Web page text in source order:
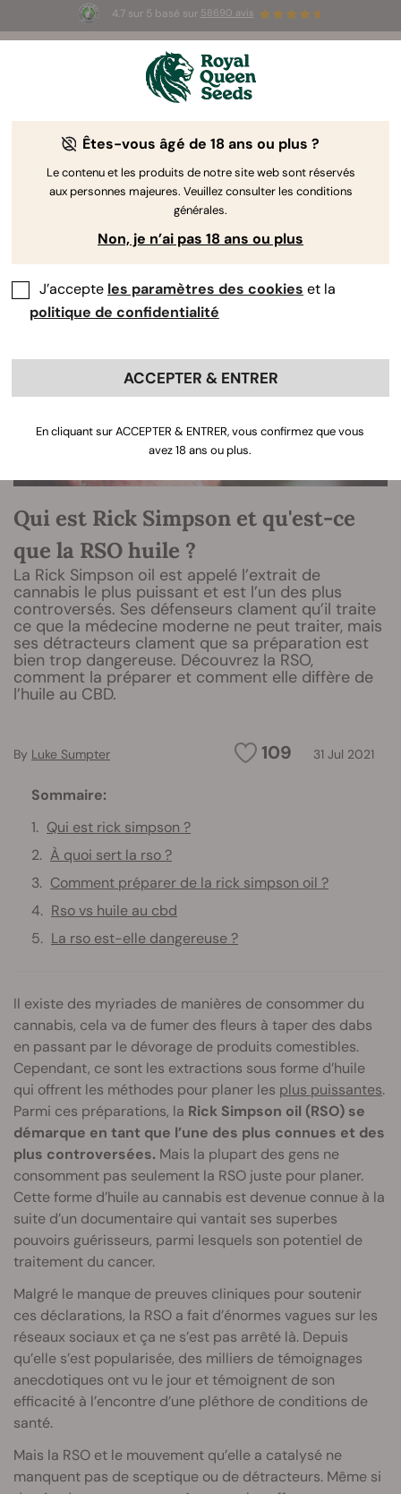
4.7 sur 5 basé sur 58690 avis
☀️ Summer Sales : jusqu'à -50 % sur
certains produits ! ⏤
The RQS Blog
Articles Cannabis Lifestyle
Qui est Rick Simpson et qu'est-ce
que la RSO huile ?
La Rick Simpson oil est appelé l’extrait de
cannabis le plus puissant et est l’un des plus
controversés. Ses défenseurs clament qu’il traite
ce que la médecine moderne ne peut traiter, mais
ses détracteurs clament que sa préparation est
bien trop dangereuse. Découvrez la RSO,
comment la préparer et comment elle diffère de
l’huile au CBD.
109 31 Jul 2021
By Luke Sumpter
Sommaire:
Qui est rick simpson ?
À quoi sert la rso ?
Comment préparer de la rick simpson oil ?
Rso vs huile au cbd
La rso est-elle dangereuse ?
Il existe des myriades de manières de consommer du
cannabis, cela va de fumer des fleurs à taper des dabs
en passant par le dévorage de produits comestibles.
Cependant, ce sont les extractions sous forme d’huile
qui offrent les méthodes pour planer les plus puissantes.
Parmi ces préparations, la Rick Simpson oil (RSO) se
démarque en tant que l’une des plus connues et des
plus controversées. Mais la plupart des gens ne
consomment pas seulement la RSO juste pour planer.
Cette forme d’huile au cannabis est devenue connue à la
suite d’un documentaire qui vantait ses superbes
pouvoirs guérisseurs, parmi lesquels son potentiel de
traitement du cancer.
Malgré le manque de preuves cliniques pour soutenir
ces déclarations, la RSO a fait d’énormes vagues sur les
réseaux sociaux et ça ne s’est pas arrêté là. Depuis
qu’elle s’est popularisée, des milliers de témoignages
anecdotiques ont vu le jour et témoignent de son
efficacité à l’encontre d’une pléthore de conditions de
santé.
Mais la RSO et le mouvement qu’elle a catalysé ne
manquent pas de sceptique ou de détracteurs. Même si
Êtes-vous âgé de 18 ans ou plus ?
Le contenu et les produits de notre site web sont réservés
aux personnes majeures. Veuillez consulter les conditions
générales.
Non, je n’ai pas 18 ans ou plus
J’accepte les paramètres des cookies et la
politique de confidentialité
ACCEPTER & ENTRER
En cliquant sur ACCEPTER & ENTRER, vous confirmez que vous
avez 18 ans ou plus.